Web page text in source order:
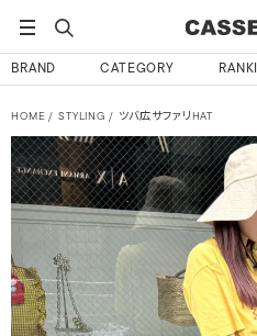
BRAND CATEGORY
HOME STYLING ツバ広サファリHAT